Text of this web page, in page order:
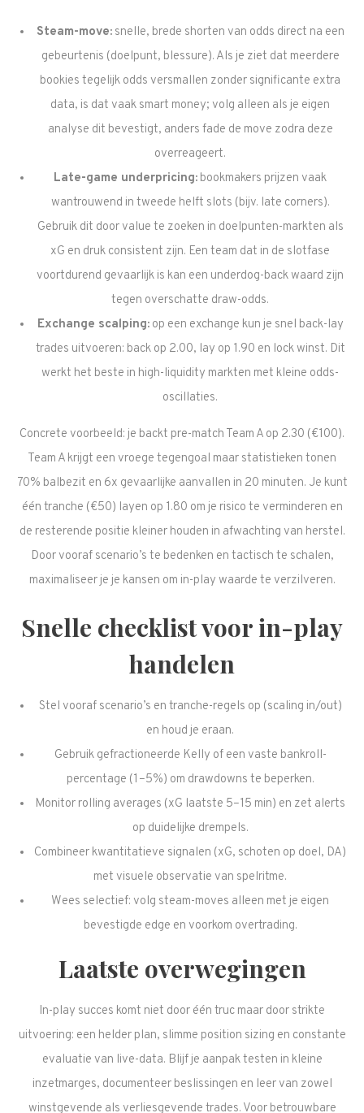
Steam-move:snelle, brede shorten van odds direct na een
gebeurtenis (doelpunt, blessure). Als je ziet dat meerdere
bookies tegelijk odds versmallen zonder significante extra
data, is dat vaak smart money; volg alleen als je eigen
analyse dit bevestigt, anders fade de move zodra deze
overreageert.
Late-game underpricing: bookmakers prijzen vaak
wantrouwend in tweede helft slots (bijv. late corners).
Gebruik dit door value te zoeken in doelpunten-markten als
xG en druk consistent zijn. Een team dat in de slotfase
voortdurend gevaarlijk is kan een underdog-back waard zijn
tegen overschatte draw-odds.
Exchange scalping:op een exchange kun je snel back-lay
trades uitvoeren: back op 2.00, lay op 1.90 en lock winst. Dit
werkt het beste in high-liquidity markten met kleine odds-
oscillaties.
Concrete voorbeeld: je backt pre-match Team A op 2.30 (€100).
Team A krijgt een vroege tegengoal maar statistieken tonen
70% balbezit en 6x gevaarlijke aanvallen in 20 minuten. Je kunt
één tranche (€50) layen op 1.80 om je risico te verminderen en
de resterende positie kleiner houden in afwachting van herstel.
Door vooraf scenario’s te bedenken en tactisch te schalen,
maximaliseer je je kansen om in-play waarde te verzilveren.
Snelle checklist voor in-play
handelen
Stel vooraf scenario’s en tranche-regels op (scaling in/out)
en houd je eraan.
Gebruik gefractioneerde Kelly of een vaste bankroll-
percentage (1–5%) om drawdowns te beperken.
Monitor rolling averages (xG laatste 5–15 min) en zet alerts
op duidelijke drempels.
Combineer kwantitatieve signalen (xG, schoten op doel, DA)
met visuele observatie van spelritme.
Wees selectief: volg steam-moves alleen met je eigen
bevestigde edge en voorkom overtrading.
Laatste overwegingen
In-play succes komt niet door één truc maar door strikte
uitvoering: een helder plan, slimme position sizing en constante
evaluatie van live-data. Blijf je aanpak testen in kleine
inzetmarges, documenteer beslissingen en leer van zowel
winstgevende als verliesgevende trades. Voor betrouwbare